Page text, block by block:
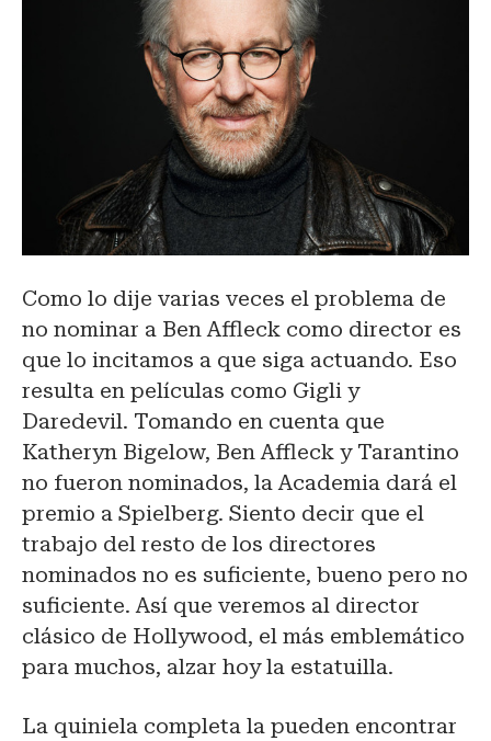
Como lo dije varias veces el problema de
no nominar a Ben Affleck como director es
que lo incitamos a que siga actuando. Eso
resulta en películas como Gigli y
Daredevil. Tomando en cuenta que
Katheryn Bigelow, Ben Affleck y Tarantino
no fueron nominados, la Academia dará el
premio a Spielberg. Siento decir que el
trabajo del resto de los directores
nominados no es suficiente, bueno pero no
suficiente. Así que veremos al director
clásico de Hollywood, el más emblemático
para muchos, alzar hoy la estatuilla.
La quiniela completa la pueden encontrar